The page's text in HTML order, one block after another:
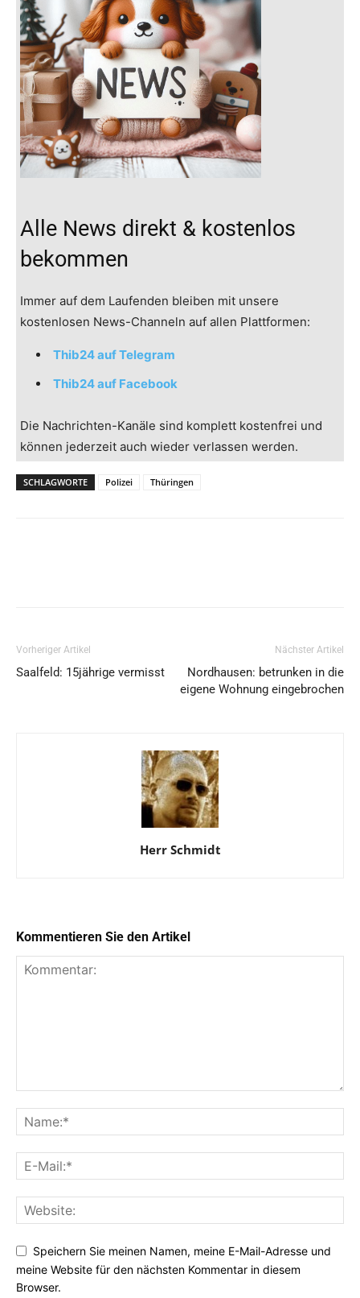
Alle News direkt & kostenlos
bekommen
Immer auf dem Laufenden bleiben mit unsere
kostenlosen News-Channeln auf allen Plattformen:
Thib24 auf Telegram
Thib24 auf Facebook
Die Nachrichten-Kanäle sind komplett kostenfrei und
können jederzeit auch wieder verlassen werden.
SCHLAGWORTE Polizei Thüringen
Vorheriger Artikel
Saalfeld: 15jährige vermisst
Nächster Artikel
Nordhausen: betrunken in die
eigene Wohnung eingebrochen
Herr Schmidt
Kommentieren Sie den Artikel
Speichern Sie meinen Namen, meine E-Mail-Adresse und
meine Website für den nächsten Kommentar in diesem
Browser.